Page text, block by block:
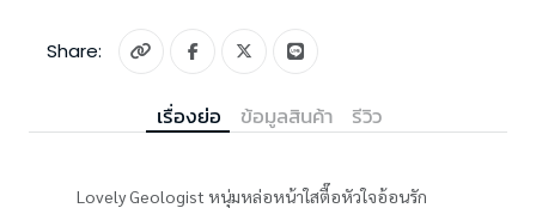
Share:
เรื่องย่อ ข้อมูลสินค้า รีวิว
Lovely Geologist หนุ่มหล่อหน้าใสตื๊อหัวใจอ้อนรัก